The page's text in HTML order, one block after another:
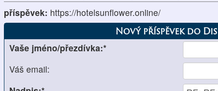
příspěvek: https://hotelsunflower.online/
Nový příspěvek do
Vaše jméno/přezdívka:*
Váš email: